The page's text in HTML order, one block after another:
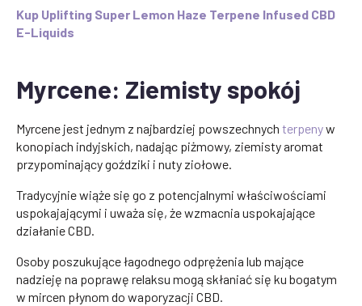
Kup Uplifting Super Lemon Haze Terpene Infused CBD
E-Liquids
Myrcene: Ziemisty spokój
Myrcene jest jednym z najbardziej powszechnych terpenyw
konopiach indyjskich, nadając piżmowy, ziemisty aromat
przypominający goździki i nuty ziołowe.
Tradycyjnie wiąże się go z potencjalnymi właściwościami
uspokajającymi i uważa się, że wzmacnia uspokajające
działanie CBD.
Osoby poszukujące łagodnego odprężenia lub mające
nadzieję na poprawę relaksu mogą skłaniać się ku bogatym
w mircen płynom do waporyzacji CBD.